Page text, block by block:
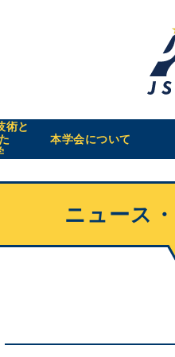
術と
本学会について
ニュース